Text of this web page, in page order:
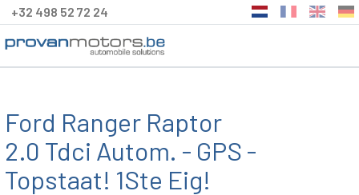
+32 498 52 72 24
Ford Ranger Raptor
2.0 Tdci Autom. - GPS -
Topstaat! 1Ste Eig!